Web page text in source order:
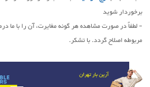
برخوردار شوید
- لطفاً در صورت مشاهده هر گونه مغایرت، آن را با ما
مربوطه اصلاح گردد. با تشکر.